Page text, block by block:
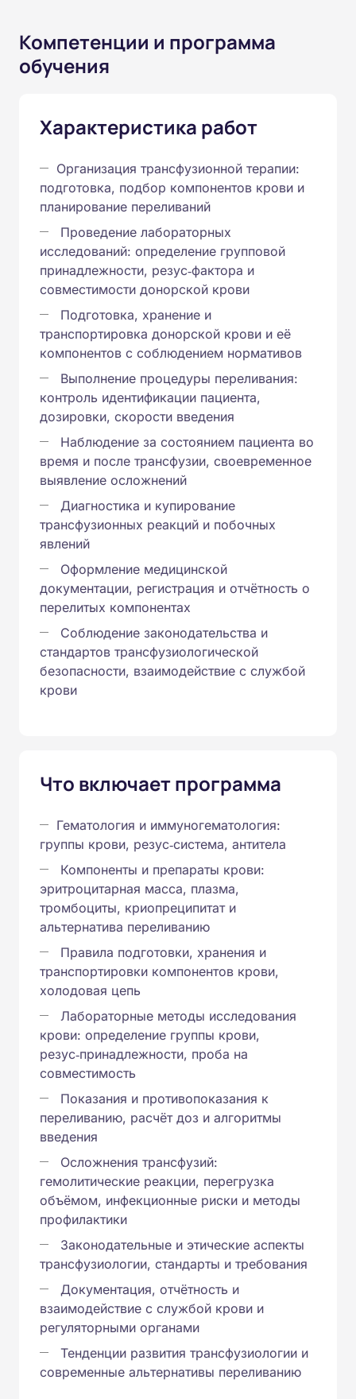
Компетенции и программа
обучения
Характеристика работ
Организация трансфузионной терапии:
подготовка, подбор компонентов крови и
планирование переливаний
Проведение лабораторных
исследований: определение групповой
принадлежности, резус‑фактора и
совместимости донорской крови
Подготовка, хранение и
транспортировка донорской крови и её
компонентов с соблюдением нормативов
Выполнение процедуры переливания:
контроль идентификации пациента,
дозировки, скорости введения
Наблюдение за состоянием пациента во
время и после трансфузии, своевременное
выявление осложнений
Диагностика и купирование
трансфузионных реакций и побочных
явлений
Оформление медицинской
документации, регистрация и отчётность о
перелитых компонентах
Соблюдение законодательства и
стандартов трансфузиологической
безопасности, взаимодействие с службой
крови
Что включает программа
Гематология и иммуногематология:
группы крови, резус‑система, антитела
Компоненты и препараты крови:
эритроцитарная масса, плазма,
тромбоциты, криопреципитат и
альтернатива переливанию
Правила подготовки, хранения и
транспортировки компонентов крови,
холодовая цепь
Лабораторные методы исследования
крови: определение группы крови,
резус‑принадлежности, проба на
совместимость
Показания и противопоказания к
переливанию, расчёт доз и алгоритмы
введения
Осложнения трансфузий:
гемолитические реакции, перегрузка
объёмом, инфекционные риски и методы
профилактики
Законодательные и этические аспекты
трансфузиологии, стандарты и требования
Документация, отчётность и
взаимодействие с службой крови и
регуляторными органами
Тенденции развития трансфузиологии и
современные альтернативы переливанию